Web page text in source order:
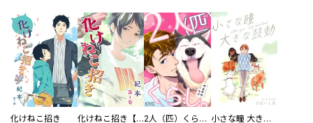
化けねこ招き 化けねこ招き【描きおろし付合冊版】 2人（匹）くらし。 小さな瞳 大きな鼓動